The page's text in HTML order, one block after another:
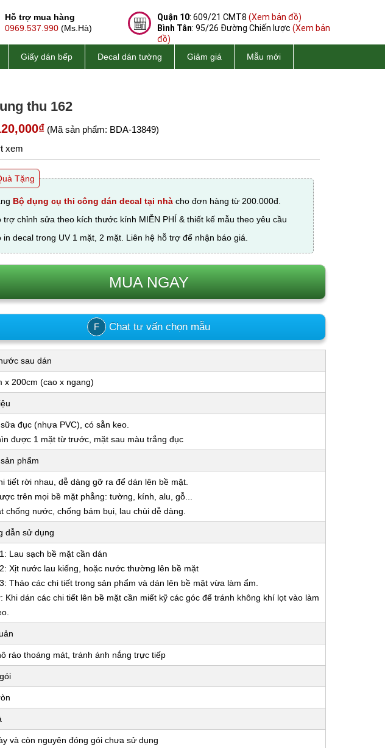
Hỗ trợ mua hàng
0969.537.990 (Ms.Hà)
Quận 10: 609/21 CMT8 (Xem bản đồ)
Bình Tân: 95/26 Đường Chiến lược (Xem bản
đồ)
Giấy dán bếp Decal dán tường Giảm giá Mẫu mới
thu 162
(Mã sản phẩm: BDA-13849)
xem
Tặng
Bộ dụng cụ thi công dán decal tại nhà cho đơn hàng từ 200.000đ.
trợ chỉnh sửa theo kích thước kính MIỄN PHÍ & thiết kế mẫu theo yêu cầu
in decal trong UV 1 mặt, 2 mặt. Liên hệ hỗ trợ để nhận báo giá.
MUA NGAY
F Chat tư vấn chọn mẫu
sau dán
x 200cm (cao x ngang)
đục (nhựa PVC), có sẵn keo.
được 1 mặt từ trước, mặt sau màu trắng đục
phẩm
tiết rời nhau, dễ dàng gỡ ra để dán lên bề mặt.
trên mọi bề mặt phẳng: tường, kính, alu, gỗ...
chống nước, chống bám bụi, lau chùi dễ dàng.
dẫn sử dụng
Lau sạch bề mặt cần dán
Xịt nước lau kiếng, hoặc nước thường lên bề mặt
Tháo các chi tiết trong sản phẩm và dán lên bề mặt vừa làm ẩm.
: Khi dán các chi tiết lên bề mặt cần miết kỹ các góc để tránh không khí lọt vào làm
ráo thoáng mát, tránh ánh nắng trực tiếp
và còn nguyên đóng gói chưa sử dụng